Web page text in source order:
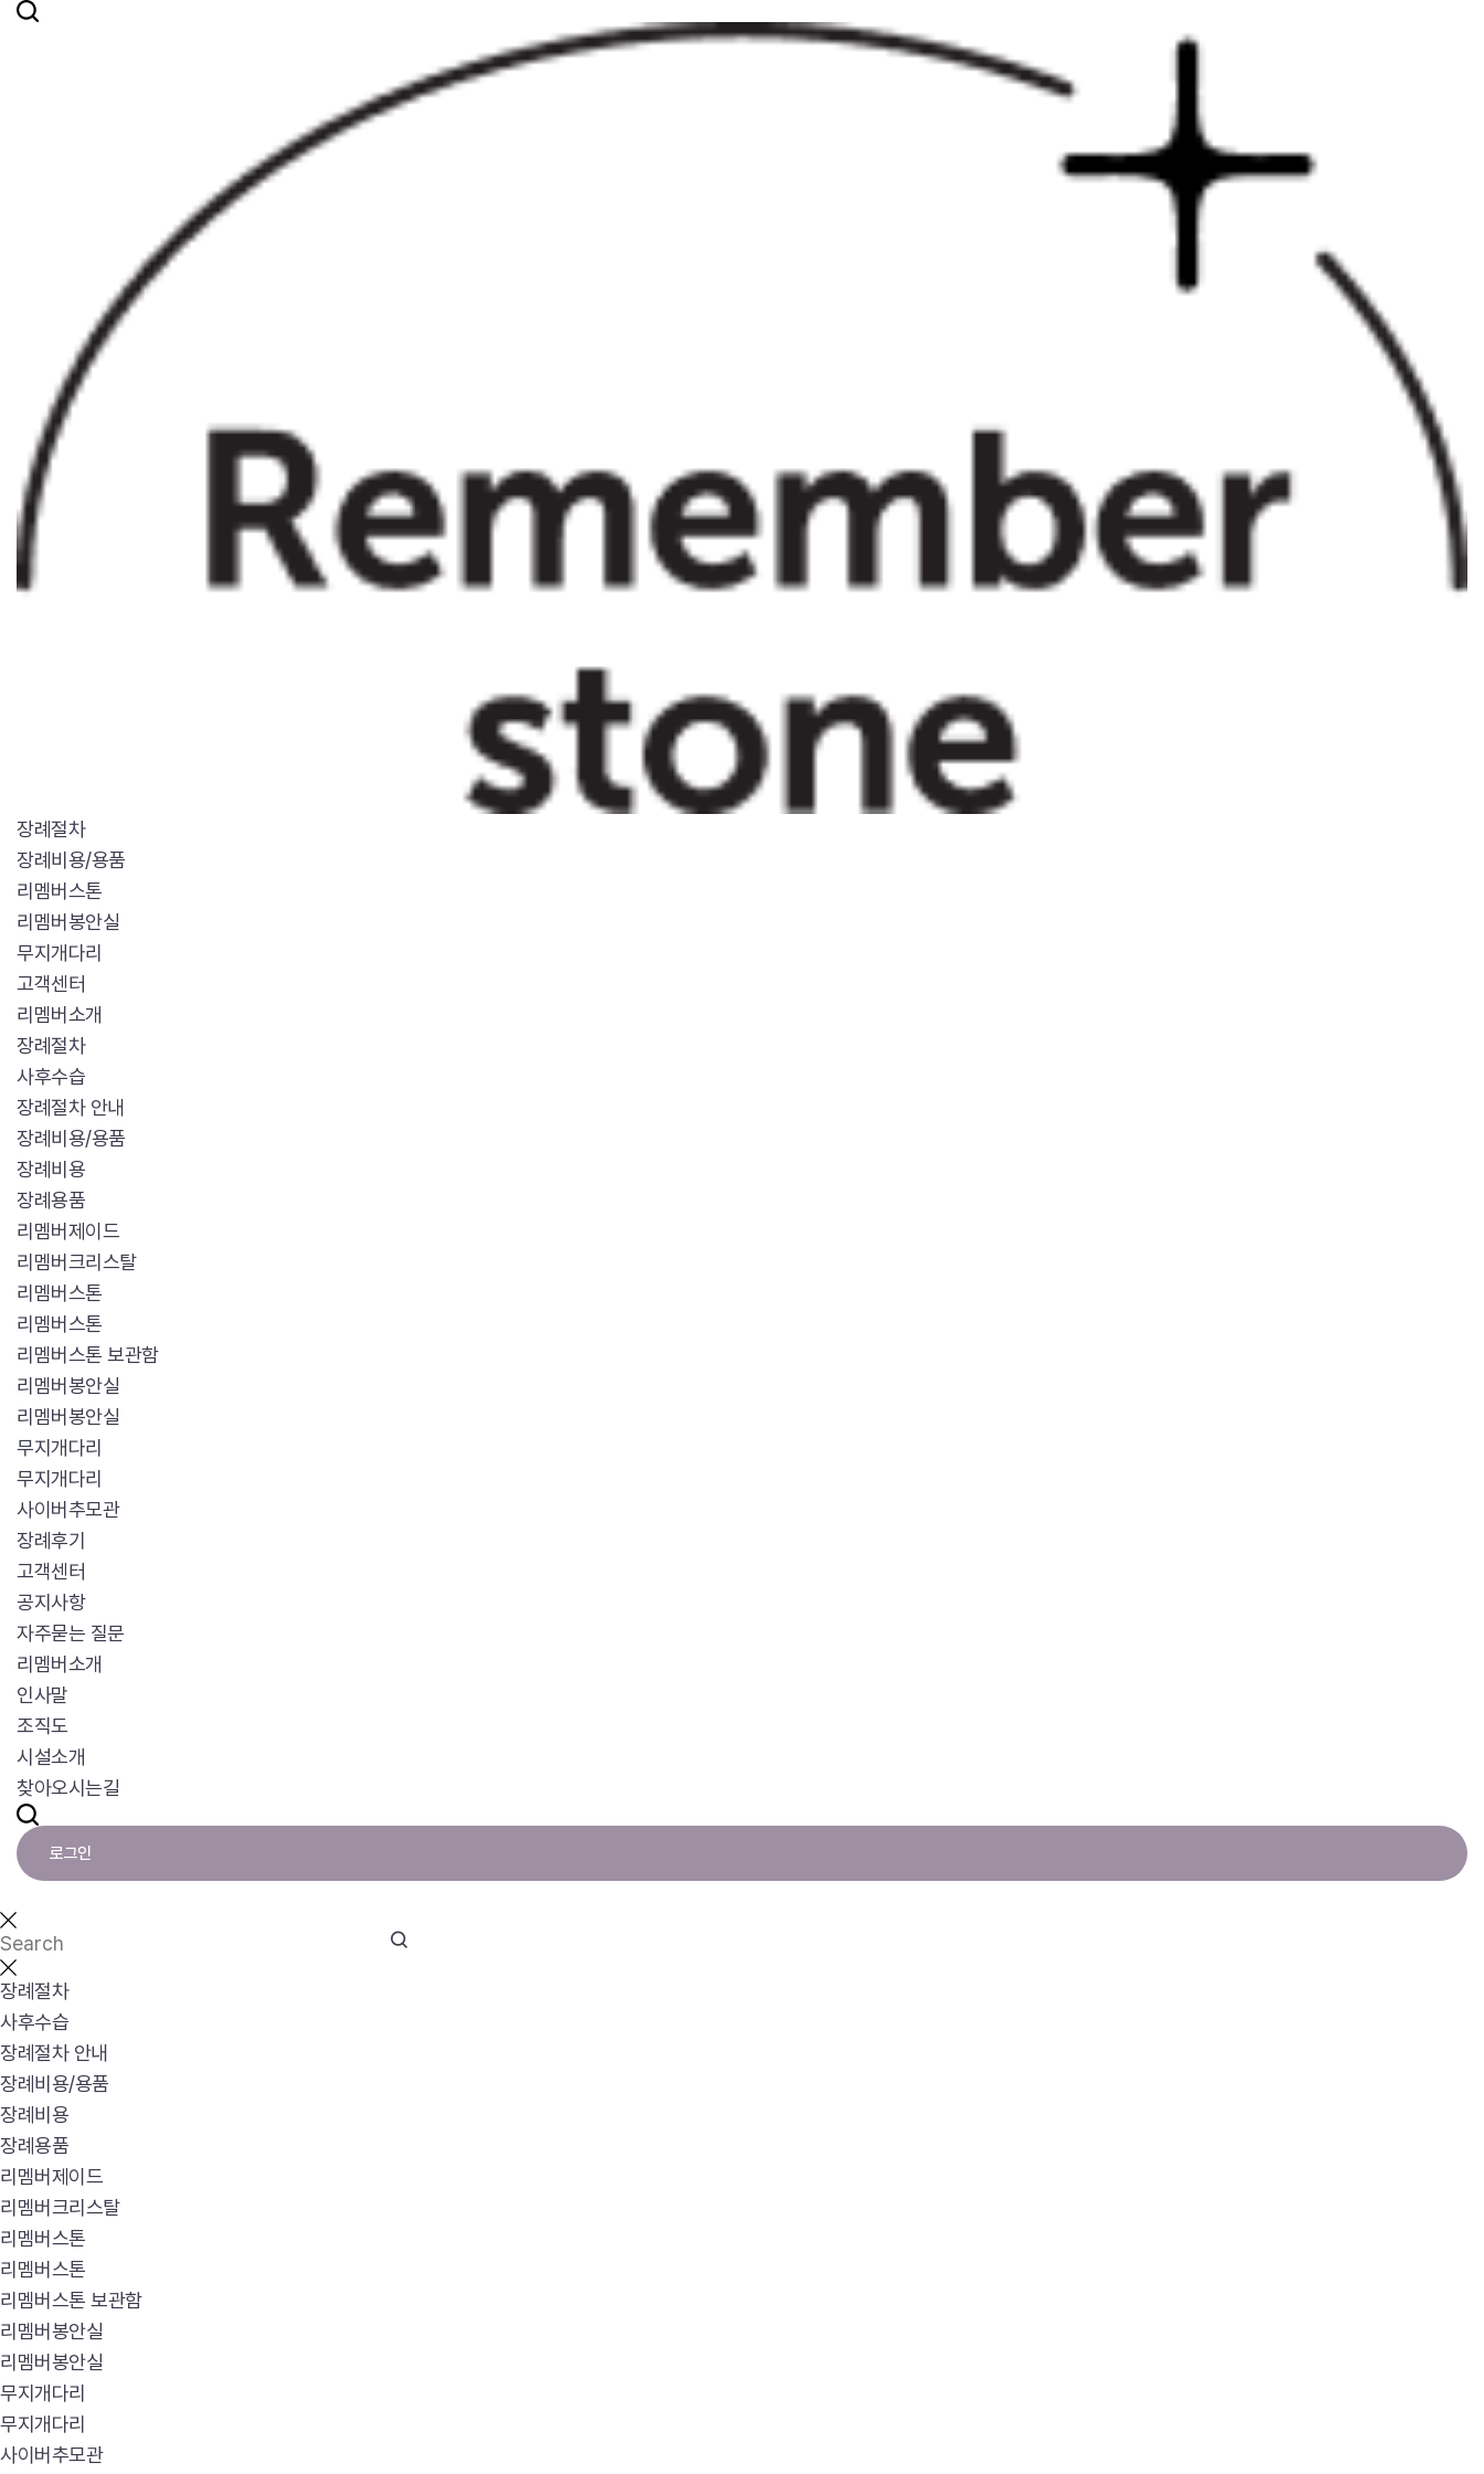
장례절차
장례비용/용품
리멤버스톤
리멤버봉안실
무지개다리
고객센터
리멤버소개
장례절차
사후수습
장례절차 안내
장례비용/용품
장례비용
장례용품
리멤버제이드
리멤버크리스탈
리멤버스톤
리멤버스톤
리멤버스톤 보관함
리멤버봉안실
리멤버봉안실
무지개다리
무지개다리
사이버추모관
장례후기
고객센터
공지사항
자주묻는 질문
리멤버소개
인사말
조직도
시설소개
찾아오시는길
로그인
장례절차
사후수습
장례절차 안내
장례비용/용품
장례비용
장례용품
리멤버제이드
리멤버크리스탈
리멤버스톤
리멤버스톤
리멤버스톤 보관함
리멤버봉안실
리멤버봉안실
무지개다리
무지개다리
사이버추모관